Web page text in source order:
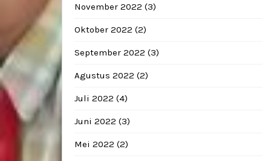
November 2022 (3)
Oktober 2022 (2)
September 2022 (3)
Agustus 2022 (2)
Juli 2022 (4)
Juni 2022 (3)
Mei 2022 (2)